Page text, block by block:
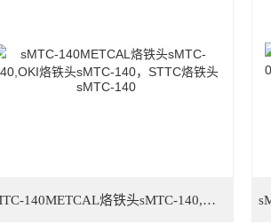
sMTC-140METCAL烙铁头sMTC-140,OKI烙铁头sMTC-140，STTC烙铁头sMTC-140